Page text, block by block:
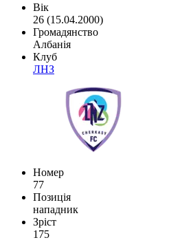
Вік
26 (15.04.2000)
Громадянство
Албанія
Клуб
ЛНЗ
Номер
77
Позиція
нападник
Зріст
175